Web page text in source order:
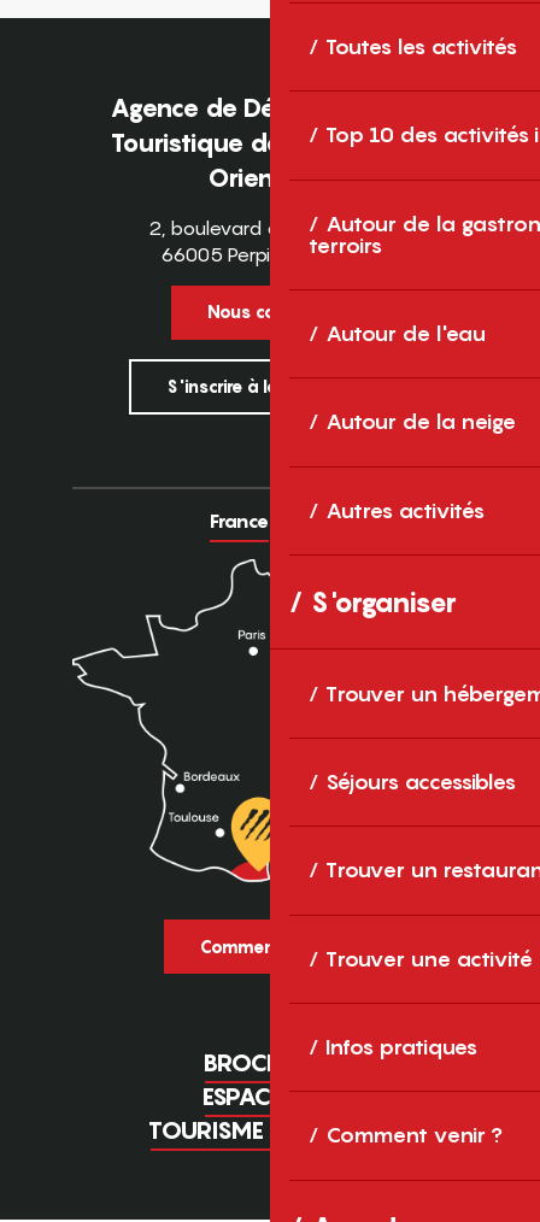
Toutes les activités
Top 10 des activités
Autour de la
terroirs
Autour de l'eau
Autour de la neige
Autres activités
S'organiser
Trouver un
Séjours accessibles
Trouver un
Trouver une activité
Infos pratiques
Comment venir ?
Agence de Développement
Touristique des Pyrénées-
Orientales
2, boulevard des Pyrénées
66005 Perpignan Cedex
Nous contacter
S'inscrire à la newsletter
France Europe
Comment venir ?
BROCHURES
ESPACE PRO
TOURISME D'AFFAIRES